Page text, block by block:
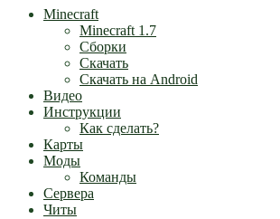
Minecraft
Minecraft 1.7
Сборки
Скачать
Скачать на Android
Видео
Инструкции
Как сделать?
Карты
Моды
Команды
Сервера
Читы